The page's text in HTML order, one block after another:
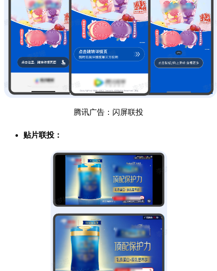
腾讯广告：闪屏联投
贴片联投：